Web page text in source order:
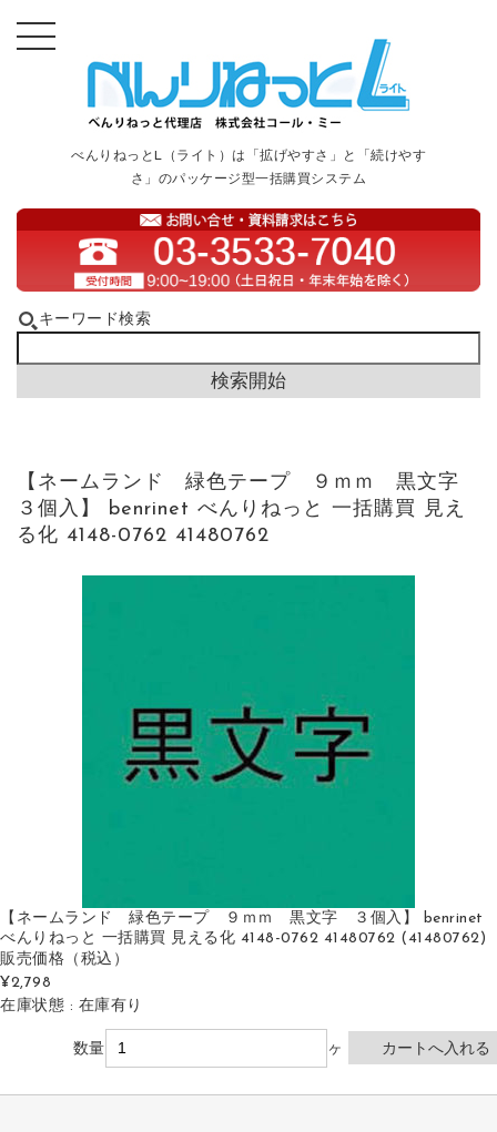
べんりねっとL（ライト）は「拡げやすさ」と「続けやす
さ」のパッケージ型一括購買システム
キーワード検索
【ネームランド 緑色テープ ９ｍｍ 黒文字
３個入】 benrinet べんりねっと 一括購買 見え
る化 4148-0762 41480762
【ネームランド 緑色テープ ９ｍｍ 黒文字 ３個入】 benrinet
べんりねっと 一括購買 見える化 4148-0762 41480762 (41480762)
販売価格 （税込）
¥2,798
在庫状態 : 在庫有り
数量 ヶ